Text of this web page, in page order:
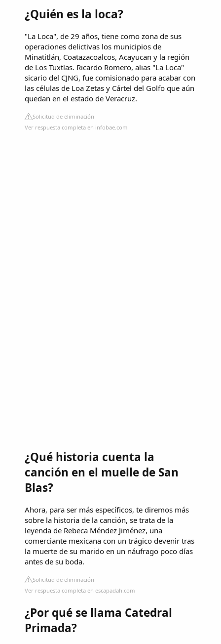
¿Quién es la loca?
"La Loca", de 29 años, tiene como zona de sus
operaciones delictivas los municipios de
Minatitlán, Coatazacoalcos, Acayucan y la región
de Los Tuxtlas. Ricardo Romero, alias "La Loca"
sicario del CJNG, fue comisionado para acabar con
las células de Loa Zetas y Cártel del Golfo que aún
quedan en el estado de Veracruz.
Solicitud de eliminación
Ver respuesta completa en infobae.com
¿Qué historia cuenta la
canción en el muelle de San
Blas?
Ahora, para ser más específicos, te diremos más
sobre la historia de la canción, se trata de la
leyenda de Rebeca Méndez Jiménez, una
comerciante mexicana con un trágico devenir tras
la muerte de su marido en un náufrago poco días
antes de su boda.
Solicitud de eliminación
Ver respuesta completa en escapadah.com
¿Por qué se llama Catedral
Primada?